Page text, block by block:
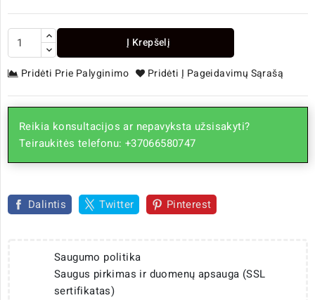
Į Krepšelį
Pridėti Prie Palyginimo Pridėti Į Pageidavimų Sąrašą
Reikia konsultacijos ar nepavyksta užsisakyti?
Teiraukitės telefonu: +37066580747
Dalintis Twitter Pinterest
Saugumo politika
Saugus pirkimas ir duomenų apsauga (SSL
sertifikatas)